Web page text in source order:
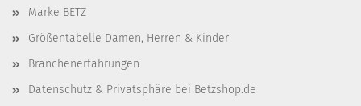
Marke BETZ
Größentabelle Damen, Herren & Kinder
Branchenerfahrungen
Datenschutz & Privatsphäre bei Betzshop.de